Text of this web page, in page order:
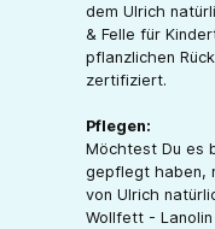
dem Ulrich
& Felle für
pflanzlichen
zertifiziert.
Pflegen:
Möchtest Du es
gepflegt haben,
von Ulrich
Wollfett -